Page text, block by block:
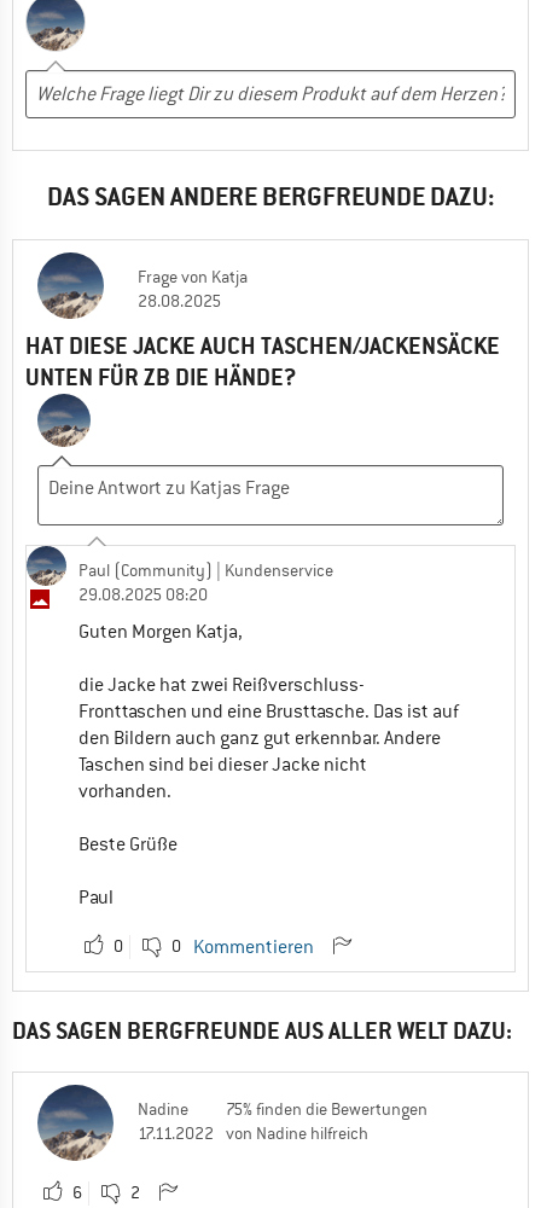
DAS SAGEN ANDERE BERGFREUNDE DAZU:
Fragevon Katja
28.08.2025
HAT DIESE JACKE AUCH TASCHEN/JACKENSÄCKE
UNTEN FÜR ZB DIE HÄNDE?
Paul (Community)
| Kundenservice
29.08.2025 08:20
Guten Morgen Katja,
die Jacke hat zwei Reißverschluss-
Fronttaschen und eine Brusttasche. Das ist auf
den Bildern auch ganz gut erkennbar. Andere
Taschen sind bei dieser Jacke nicht
vorhanden.
Beste Grüße
Paul
0 0 Kommentieren
DAS SAGEN BERGFREUNDE AUS ALLER WELT DAZU:
Nadine
17.11.2022
75% finden die Bewertungen
von Nadine hilfreich
6 2